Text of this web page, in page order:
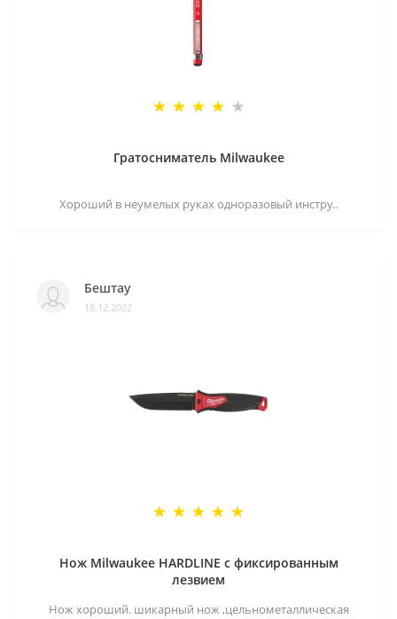
Гратосниматель Milwaukee
Хороший в неумелых руках одноразовый инстру..
Бештау
18.12.2022
Нож Milwaukee HARDLINE с фиксированным
лезвием
Нож хороший. шикарный нож ,цельнометаллическая